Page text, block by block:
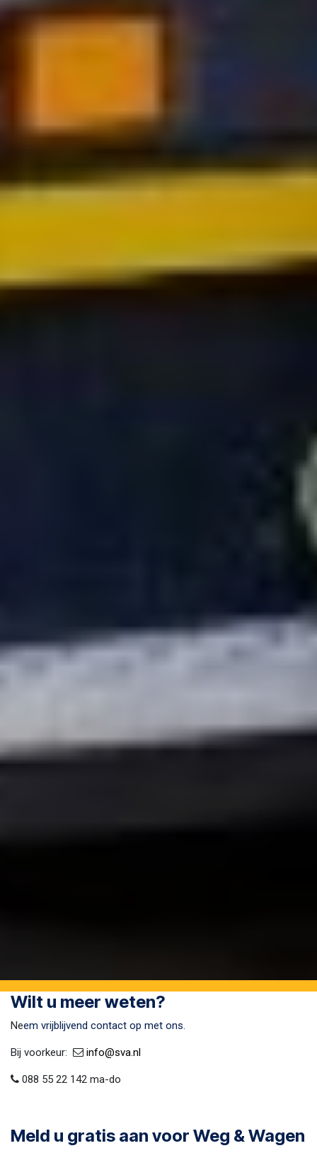
Wilt u meer weten?
Neem vrijblijvend contact op met ons.
Bij voorkeur:​ ​ info@sva​.nl
088 55 22 142 ma-do
Meld u gratis aan voor Weg & Wagen